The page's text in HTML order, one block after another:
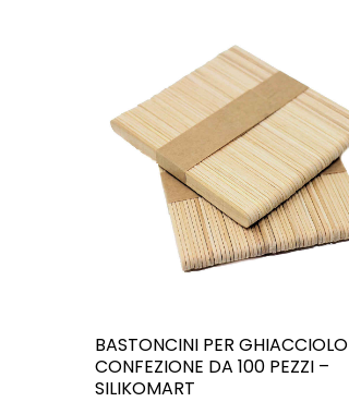
BASTONCINI PER GHIACCIOLO
CONFEZIONE DA 100 PEZZI –
SILIKOMART